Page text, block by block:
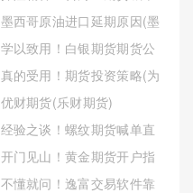
直播间(实时信号与专业指导
的交汇点)
墨西哥原油进口延期原因(墨
西哥原油进口延期原因是什
么)
学以致用！白银期货期货公
司手续费（深入解析白银期
货交易成本与策略）
真的受用！期货投资策略(为
投资策略提供坚实的基础)
优财期货(乐财期货)
经验之谈！螺纹期货喊单直
播室：投资利器的全面解析
开门见山！黄金期货开户指
南(comex黄金期货在哪开户)
不懂就问！逸富交易软件靠